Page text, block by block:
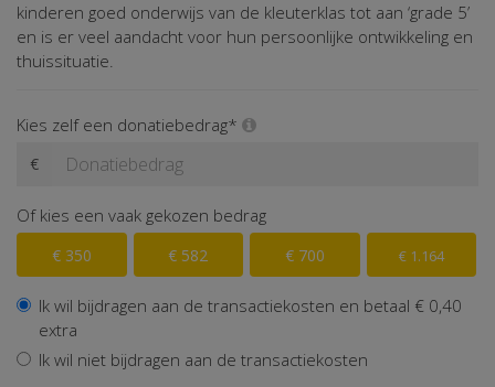
kinderen goed onderwijs van de kleuterklas tot aan ‘grade 5’
en is er veel aandacht voor hun persoonlijke ontwikkeling en
thuissituatie.
Kies zelf een donatiebedrag*
€
Of kies een vaak gekozen bedrag
€ 350 € 582 € 700 € 1.164
Ik wil bijdragen aan de transactiekosten en betaal € 0,40
extra
Ik wil niet bijdragen aan de transactiekosten